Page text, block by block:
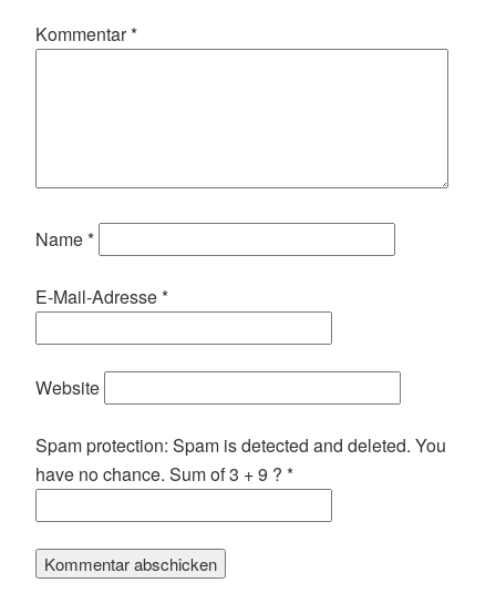
Kommentar*
Name*
E-Mail-Adresse*
Website
Spam protection: Spam is detected and deleted. You
have no chance. Sum of 3 + 9 ? *